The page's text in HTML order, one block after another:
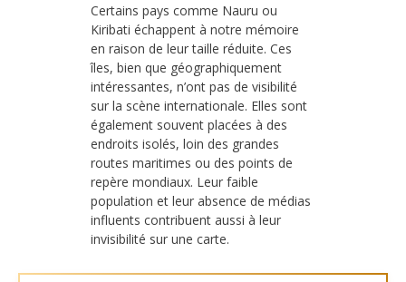
Certains pays comme Nauru ou
Kiribati échappent à notre mémoire
en raison de leur taille réduite. Ces
îles, bien que géographiquement
intéressantes, n’ont pas de visibilité
sur la scène internationale. Elles sont
également souvent placées à des
endroits isolés, loin des grandes
routes maritimes ou des points de
repère mondiaux. Leur faible
population et leur absence de médias
influents contribuent aussi à leur
invisibilité sur une carte.